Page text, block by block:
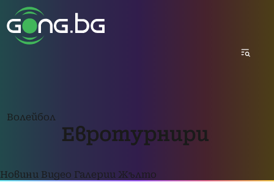
Волейбол
Евротурнири
Новини Видео Галерии Жълто